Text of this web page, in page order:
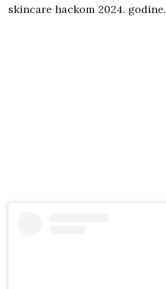
skincare hackom 2024. godine.